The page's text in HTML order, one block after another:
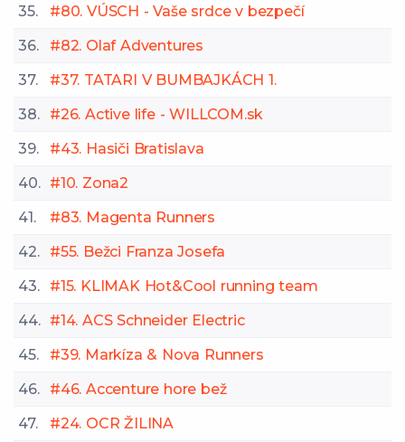
35.
#80. VÚSCH - Vaše srdce v bezpečí
36.
#82. Olaf Adventures
37.
#37. TATARI V BUMBAJKÁCH 1.
38.
#26. Active life - WILLCOM.sk
39.
#43. Hasiči Bratislava
40.
#10. Zona2
41.
#83. Magenta Runners
42.
#55. Bežci Franza Josefa
43.
#15. KLIMAK Hot&Cool running team
44.
#14. ACS Schneider Electric
45.
#39. Markíza & Nova Runners
46.
#46. Accenture hore bež
47.
#24. OCR ŽILINA